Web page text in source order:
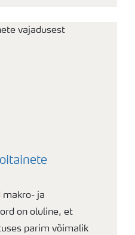
makro- ja
on oluline, et
parim võimalik